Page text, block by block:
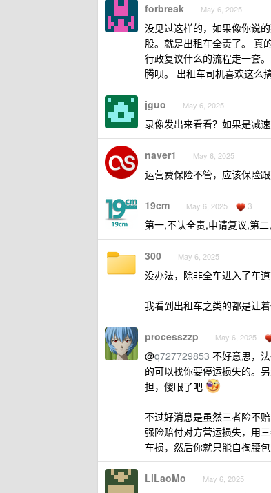
forbreak May 6, 2025
没见过这样的，如果像你说
股。就是出租车全责了。 真
行政复议什么的流程走一套
腾呗。 出租车司机喜欢这么
jguo May 6, 2025
录像发出来看看？如果是减
naver1 May 6, 2025
运营费保险不管，应该保险跟
19cm May 6, 2025 3
第一,不认全责,申请复议,第
300 May 6, 2025
没办法，除非全车进入了车
我看到出租车之类的都是让
processzzp May 6, 2025
@q727729853 不好意思，
的可以找你要停运损失的。
担，傻眼了吧
不过好消息是虽然三者险不
强险赔付对方营运损失，用
车损，然后你就只能自掏腰
LiLaoMo May 6, 2025